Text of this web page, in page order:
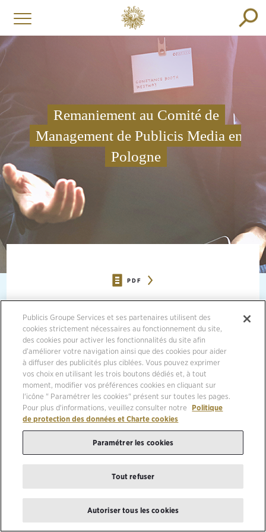
Remaniement au Comité de
Management de Publicis Media en
Pologne
PDF
Iwona Jaśkiewicz-Kundera, Magda Kolenkiewicz, Agata Majecka,
Anna Sakowicz are joining the Publicis Media Management Board in
Poland. Monika Bronowska, Chief Operating Officer and Beata
Golubińska, Chief Capability Officer, have decided to leave the
organisation.
The new composition of the Publicis Media Management Board, to
which the following agencies belong: Starcom, Zenith, Spark
by Piotr Piętka, Chief Executive Officer, Albert Wyszomirski, Chief
Magda Kolenkiewicz, Starcom General Manager and Agata Majecka,
Publicis Groupe Services et ses partenaires utilisent des
cookies strictement nécessaires au fonctionnement du site,
des cookies pour activer les fonctionnalités du site afin
d’améliorer votre navigation ainsi que des cookies pour aider
à diffuser des publicités plus ciblées. Vous pouvez exprimer
vos choix en utilisant les trois boutons dédiés et, à tout
moment, modifier vos préférences cookies en cliquant sur
l'icône " Paramétrer les cookies" présent sur toutes les pages.
Pour plus d'informations, veuillez consulter notre
Politique
de protection des données et Charte cookies
Paramétrer les cookies
Tout refuser
Autoriser tous les cookies